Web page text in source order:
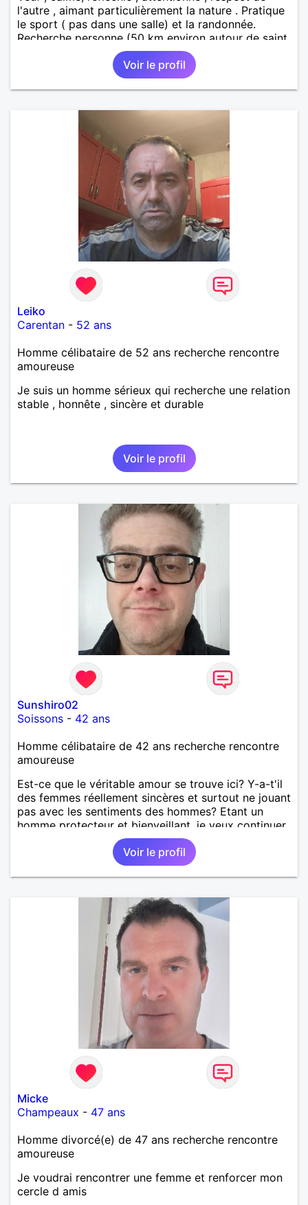
l'autre , aimant particulièrement la nature . Pratique
le sport ( pas dans une salle) et la randonnée.
Recherche personne (50 km environ autour de saint
étienne) pour finir le reste de ma vie , sereinement ,
en parfaite harmonie et confiance.
Voir le profil
Leiko
Carentan - 52 ans
Homme célibataire de 52 ans recherche rencontre
amoureuse
Je suis un homme sérieux qui recherche une relation
stable , honnête , sincère et durable
Voir le profil
Sunshiro02
Soissons - 42 ans
Homme célibataire de 42 ans recherche rencontre
amoureuse
Est-ce que le véritable amour se trouve ici? Y-a-t'il
des femmes réellement sincères et surtout ne jouant
pas avec les sentiments des hommes? Etant un
homme protecteur et bienveillant, je veux continuer
d'y croire et pouvoir enfin former la petite famille
que je désir temps. Faux profil, profiteuse et autres
joyeuseté passer votre chemin, vous ne
m'intéressez pas du tout!
Voir le profil
Micke
Champeaux - 47 ans
Homme divorcé(e) de 47 ans recherche rencontre
amoureuse
Je voudrai rencontrer une femme et renforcer mon
cercle d amis